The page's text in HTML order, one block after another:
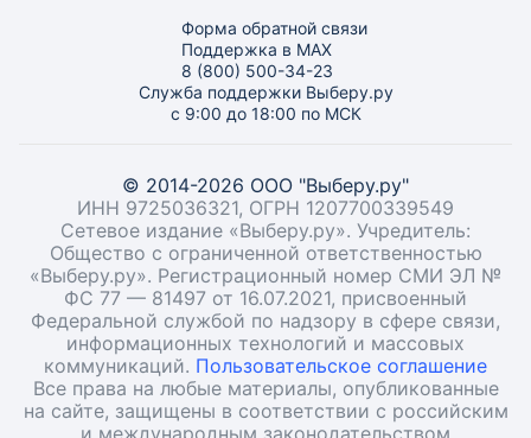
Форма обратной связи
Поддержка в MAX
8 (800) 500-34-23
Служба поддержки Выберу.ру
с 9:00 до 18:00 по МСК
© 2014-2026 ООО "Выберу.ру"
ИНН 9725036321, ОГРН 1207700339549
Сетевое издание «Выберу.ру». Учредитель:
Общество с ограниченной ответственностью
«Выберу.ру». Регистрационный номер СМИ ЭЛ №
ФС 77 — 81497 от 16.07.2021, присвоенный
Федеральной службой по надзору в сфере связи,
информационных технологий и массовых
коммуникаций. Пользовательское соглашение
Все права на любые материалы, опубликованные
на сайте, защищены в соответствии с российским